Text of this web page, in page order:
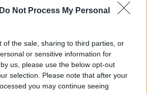
Do Not Process My Personal
of the sale, sharing to third parties, or
or sensitive information for
us, please use the below opt-out
selection. Please note that after your
you may continue seeing